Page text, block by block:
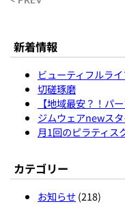
新着情報
ビューティフルラ
切磋琢磨
【地域最安？！パ
ジムウェアnewス
月1回のピラティス
カテゴリー
お知らせ(218)